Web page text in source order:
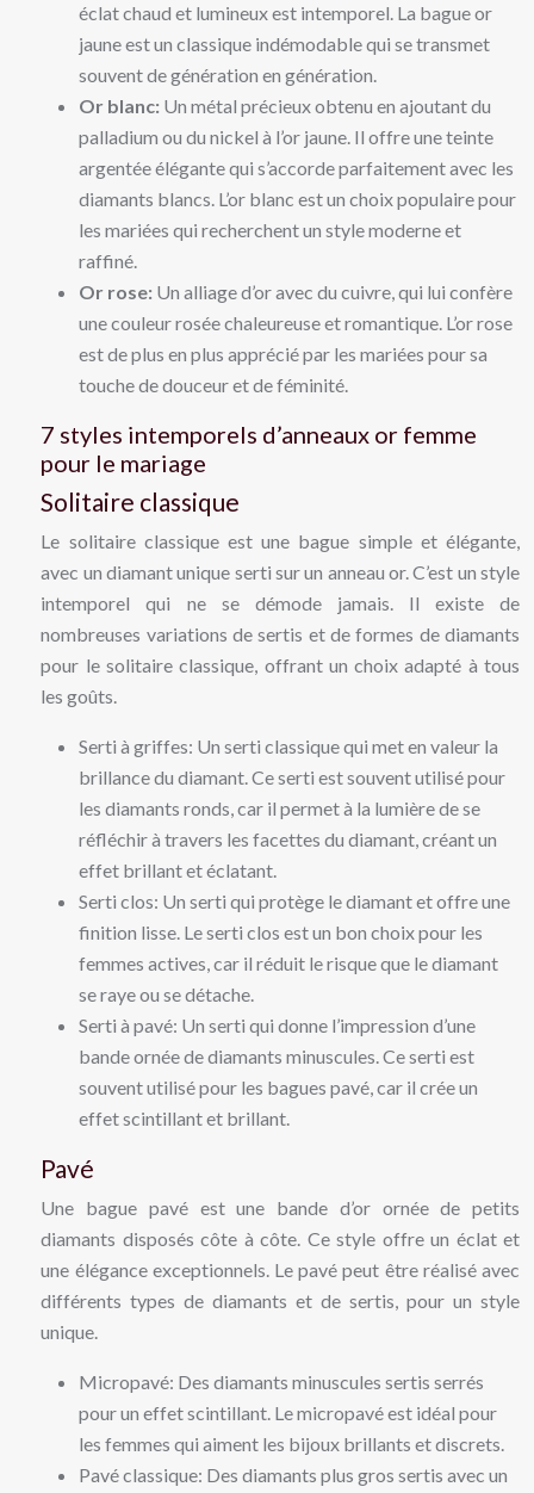
éclat chaud et lumineux est intemporel. La bague or
jaune est un classique indémodable qui se transmet
souvent de génération en génération.
Or blanc: Un métal précieux obtenu en ajoutant du
palladium ou du nickel à l’or jaune. Il offre une teinte
argentée élégante qui s’accorde parfaitement avec les
diamants blancs. L’or blanc est un choix populaire pour
les mariées qui recherchent un style moderne et
raffiné.
Or rose: Un alliage d’or avec du cuivre, qui lui confère
une couleur rosée chaleureuse et romantique. L’or rose
est de plus en plus apprécié par les mariées pour sa
touche de douceur et de féminité.
7 styles intemporels d’anneaux or femme
pour le mariage
Solitaire classique
Le solitaire classique est une bague simple et élégante,
avec un diamant unique serti sur un anneau or. C’est un style
intemporel qui ne se démode jamais. Il existe de
nombreuses variations de sertis et de formes de diamants
pour le solitaire classique, offrant un choix adapté à tous
les goûts.
Serti à griffes: Un serti classique qui met en valeur la
brillance du diamant. Ce serti est souvent utilisé pour
les diamants ronds, car il permet à la lumière de se
réfléchir à travers les facettes du diamant, créant un
effet brillant et éclatant.
Serti clos: Un serti qui protège le diamant et offre une
finition lisse. Le serti clos est un bon choix pour les
femmes actives, car il réduit le risque que le diamant
se raye ou se détache.
Serti à pavé: Un serti qui donne l’impression d’une
bande ornée de diamants minuscules. Ce serti est
souvent utilisé pour les bagues pavé, car il crée un
effet scintillant et brillant.
Pavé
Une bague pavé est une bande d’or ornée de petits
diamants disposés côte à côte. Ce style offre un éclat et
une élégance exceptionnels. Le pavé peut être réalisé avec
différents types de diamants et de sertis, pour un style
unique.
Micropavé: Des diamants minuscules sertis serrés
pour un effet scintillant. Le micropavé est idéal pour
les femmes qui aiment les bijoux brillants et discrets.
Pavé classique: Des diamants plus gros sertis avec un